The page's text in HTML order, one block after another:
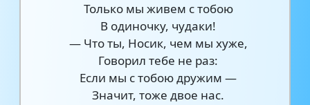
Только мы живем с тобою
В одиночку, чудаки!
— Что ты, Носик, чем мы хуже,
Говорил тебе не раз:
Если мы с тобою дружим —
Значит, тоже двое нас.